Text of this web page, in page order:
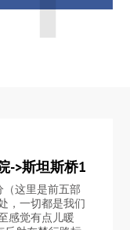
->斯坦斯桥1
这里是前五部
，一切都是我们
感觉有点儿暖